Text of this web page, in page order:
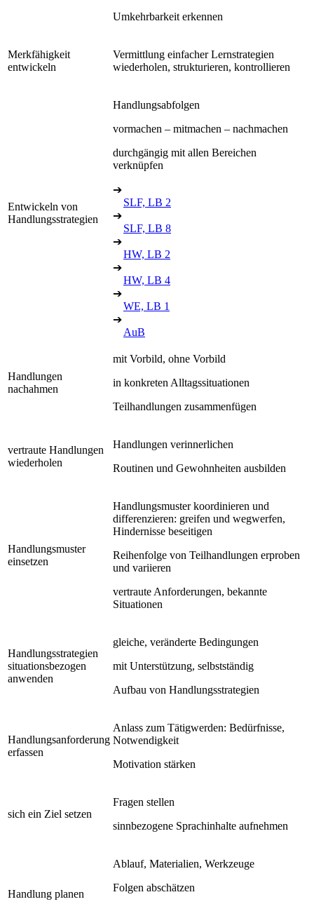
Umkehrbarkeit erkennen
Merkfähigkeit
entwickeln
Vermittlung einfacher Lernstrategien
wiederholen, strukturieren, kontrollieren
Entwickeln von
Handlungsstrategien
Handlungsabfolgen
vormachen – mitmachen – nachmachen
durchgängig mit allen Bereichen
verknüpfen
➔
SLF, LB 2
➔
SLF, LB 8
➔
HW, LB 2
➔
HW, LB 4
➔
WE, LB 1
➔
AuB
Handlungen
nachahmen
mit Vorbild, ohne Vorbild
in konkreten Alltagssituationen
Teilhandlungen zusammenfügen
vertraute Handlungen
wiederholen
Handlungen verinnerlichen
Routinen und Gewohnheiten ausbilden
Handlungsmuster
einsetzen
Handlungsmuster koordinieren und
differenzieren: greifen und wegwerfen,
Hindernisse beseitigen
Reihenfolge von Teilhandlungen erproben
und variieren
vertraute Anforderungen, bekannte
Situationen
Handlungsstrategien
situationsbezogen
anwenden
gleiche, veränderte Bedingungen
mit Unterstützung, selbstständig
Aufbau von Handlungsstrategien
Handlungsanforderung
erfassen
Anlass zum Tätigwerden: Bedürfnisse,
Notwendigkeit
Motivation stärken
sich ein Ziel setzen
Fragen stellen
sinnbezogene Sprachinhalte aufnehmen
Handlung planen
Ablauf, Materialien, Werkzeuge
Folgen abschätzen